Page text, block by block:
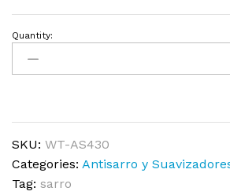
Quantity:
SKU: WT-AS430
Categories: Antisarro y
Tag: sarro